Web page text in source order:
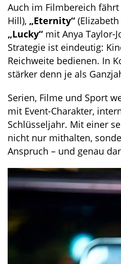
Auch im Filmbereich
Hill), „Eternity“
„Lucky“ mit Anya Taylor-
Strategie ist eindeutig:
Reichweite bedienen. In
stärker denn je als
Serien, Filme und Sport
mit Event-Charakter,
Schlüsseljahr. Mit einer
nicht nur mithalten,
Anspruch – und genau